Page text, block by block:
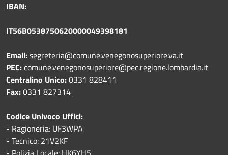
IBAN:
IT56B0538750620000049398181
Email:segreteria@comune.venegonosuperiore.va.it
PEC:comune.venegonosuperiore@pec.regione.lombardia.it
Centralino Unico:0331 828411
Fax:0331 827314
Codice Univoco Uffici:
- Ragioneria: UF3WPA
- Tecnico: 21V2KF